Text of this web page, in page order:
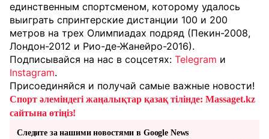
единственным спортсменом, которому удалось
выиграть спринтерские дистанции 100 и 200
метров на трех Олимпиадах подряд (Пекин-2008,
Лондон-2012 и Рио-де-Жанейро-2016).
Подписывайся на нас в соцсетях: Telegram и
Instagram.
Присоединяйся и получай самые важные новости!
Спорт әлеміндегі жаңалықтар қазақ тілінде: Massaget.kz
сайтына өтіңіз!
Следите за нашими новостями в Google News